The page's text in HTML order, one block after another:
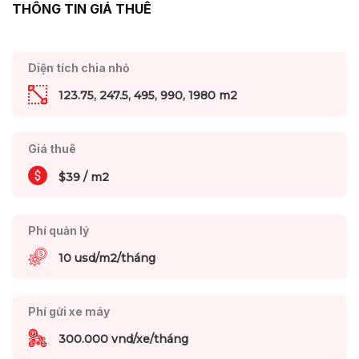
THÔNG TIN GIÁ THUÊ
Diện tích chia nhỏ
123.75, 247.5, 495, 990, 1980 m2
Giá thuê
$39 / m2
Phí quản lý
10 usd/m2/tháng
Phí gửi xe máy
300.000 vnd/xe/tháng